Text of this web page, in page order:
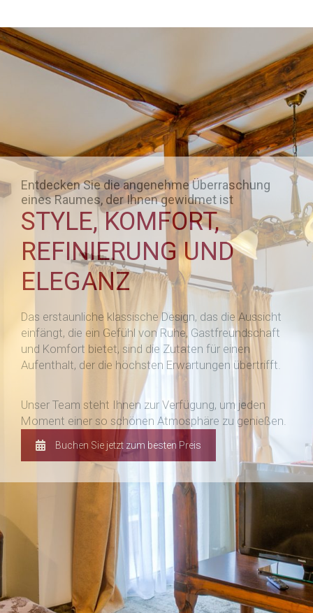
Entdecken Sie die angenehme Überraschung
eines Raumes, der Ihnen gewidmet ist
STYLE, KOMFORT,
REFINIERUNG UND
ELEGANZ
Das erstaunliche klassische Design, das die Aussicht
einfängt, die ein Gefühl von Ruhe, Gastfreundschaft
und Komfort bietet, sind die Zutaten für einen
Aufenthalt, der die höchsten Erwartungen übertrifft.
Unser Team steht Ihnen zur Verfügung, um jeden
Moment einer so schönen Atmosphäre zu genießen.
Buchen Sie jetzt zum besten Preis